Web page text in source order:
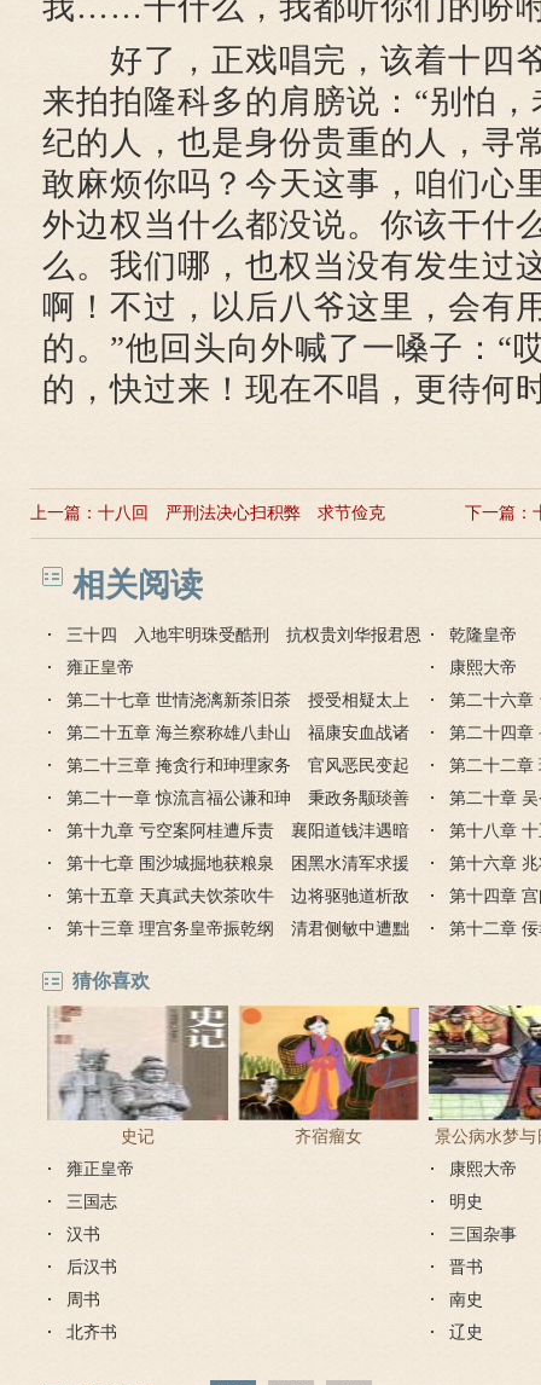
我……干什么，我都听你们的
好了，正戏唱完，该着十四
来拍拍隆科多的肩膀说：“别怕
纪的人，也是身份贵重的人，寻
敢麻烦你吗？今天这事，咱们心
外边权当什么都没说。你该干什
么。我们哪，也权当没有发生过
啊！不过，以后八爷这里，会有
的。”他回头向外喊了一嗓子：“
的，快过来！现在不唱，更待何
上一篇： 十八回 严刑法决心扫积弊 求节俭克 下一篇：
相关阅读
三十四 入地牢明珠受酷刑 抗权贵刘华报君恩
乾隆皇帝
雍正皇帝
康熙大帝
第二十七章 世情浇漓新茶旧茶 授受相疑太上
今上
第二十六
消融
第二十五章 海兰察称雄八卦山 福康安血战诸
罗城
第二十四
海流
第二十三章 掩贪行和珅理家务 官风恶民变起
台湾
第二十二
苍发
第二十一章 惊流言福公谦和珅 秉政务颙琰善
藏拙
第二十章
庙
第十九章 亏空案阿桂遭斥责 襄阳道钱沣遇暗
算
第十八章
温
第十七章 围沙城掘地获粮泉 困黑水清军求援
兵
第十六章
营
第十五章 天真武夫饮茶吹牛 边将驱驰道析敌
情
第十四章
域
第十三章 理宫务皇帝振乾纲 清君侧敏中遭黜
第十二章
猜你喜欢
史记 齐宿瘤女
景公病水梦与
教占梦者以
雍正皇帝
康熙大帝
三国志
明史
汉书
三国杂事
后汉书
晋书
周书
南史
北齐书
辽史